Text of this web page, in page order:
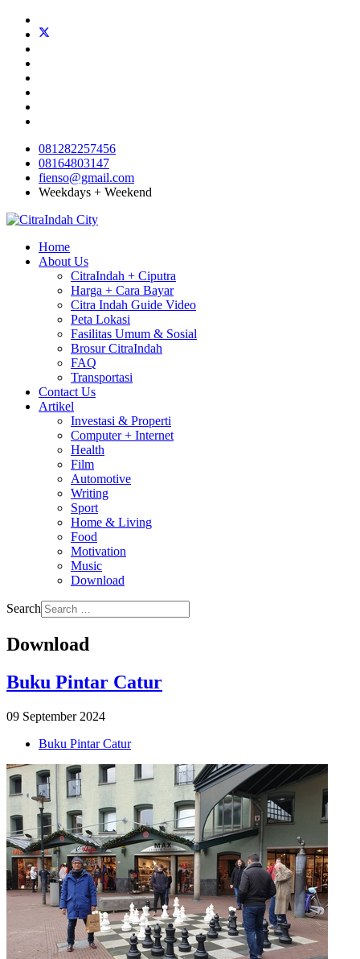
081282257456
08164803147
fienso@gmail.com
Weekdays + Weekend
Home
About Us
CitraIndah + Ciputra
Harga + Cara Bayar
Citra Indah Guide Video
Peta Lokasi
Fasilitas Umum & Sosial
Brosur CitraIndah
FAQ
Transportasi
Contact Us
Artikel
Investasi & Properti
Computer + Internet
Health
Film
Automotive
Writing
Sport
Home & Living
Food
Motivation
Music
Download
Search
Download
Buku Pintar Catur
09 September 2024
Buku Pintar Catur